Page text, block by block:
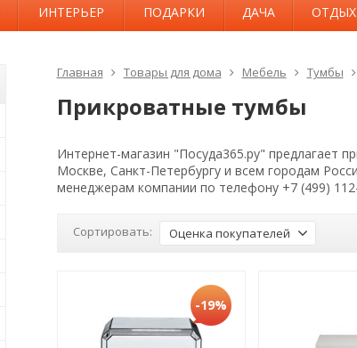
ИНТЕРЬЕР ПОДАРКИ ДАЧА ОТДЫХ
Главная Товары для дома Мебель Тумбы
Прикроватные тумбы
Интернет-магазин "Посуда365.ру" предлагает
Москве, Санкт-Петербургу и всем городам
менеджерам компании по телефону +7 (499)
Сортировать: Оценка покупателей
-19%